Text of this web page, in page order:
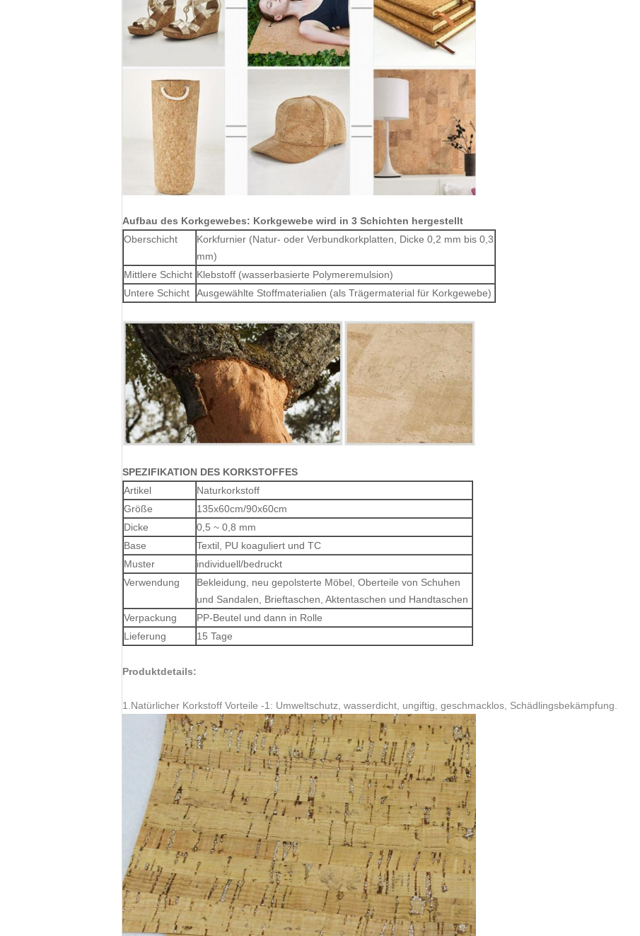
Aufbau des Korkgewebes: Korkgewebe wird in 3 Schichten hergestellt
Oberschicht
Korkfurnier (Natur- oder Verbundkorkplatten, Dicke 0,2 mm bis 0,3
mm)
Mittlere Schicht Klebstoff (wasserbasierte Polymeremulsion)
Untere Schicht
Ausgewählte Stoffmaterialien (als Trägermaterial für Korkgewebe)
SPEZIFIKATION DES KORKSTOFFES
Artikel
Naturkorkstoff
Größe
135x60cm/90x60cm
Dicke
0,5 ~ 0,8 mm
Base
Textil, PU koaguliert und TC
Muster
individuell/bedruckt
Verwendung
Bekleidung, neu gepolsterte Möbel, Oberteile von Schuhen
und Sandalen, Brieftaschen, Aktentaschen und Handtaschen
Verpackung
PP-Beutel und dann in Rolle
Lieferung
15 Tage
Produktdetails:
1.Natürlicher Korkstoff Vorteile -1: Umweltschutz, wasserdicht, ungiftig, geschmacklos, Schädlingsbekämpfung.